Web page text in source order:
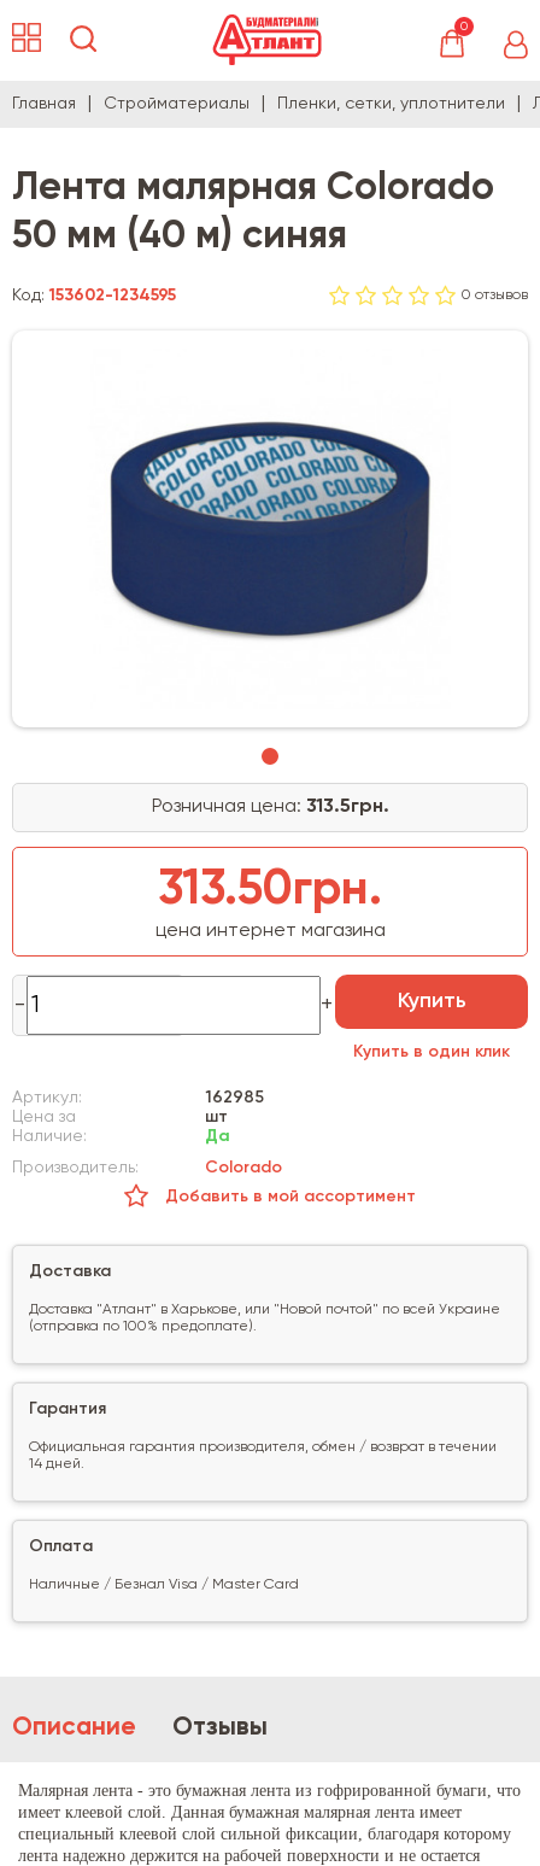
0
Главная Стройматериалы Пленки, сетки, уплотнители
Лента малярная Colorado
50 мм (40 м) синяя
Код:153602-1234595 0 отзывов
Розничная цена: 313.5грн.
313.50грн.
цена интернет магазина
Купить
Купить в один клик
Артикул:
162985
Цена за
шт
Наличие:
Да
Производитель:
Colorado
Добавить в мой ассортимент
Доставка
Доставка "Атлант" в Харькове, или "Новой почтой" по всей Украине
(отправка по 100% предоплате).
Гарантия
Официальная гарантия производителя, обмен / возврат в течении
14 дней.
Оплата
Наличные / Безнал Visa / Master Card
Описание Отзывы
Малярная лента - это бумажная лента из гофрированной бумаги, что
имеет клеевой слой. Данная бумажная малярная лента имеет
специальный клеевой слой сильной фиксации, благодаря которому
лента надежно держится на рабочей поверхности и не остается